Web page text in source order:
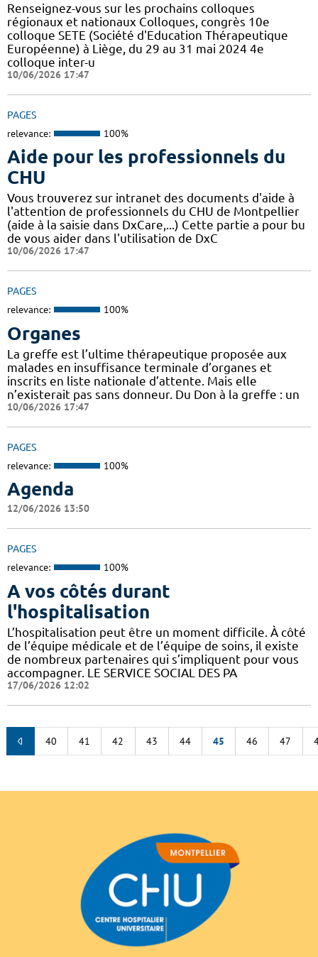
Renseignez-vous sur les prochains colloques
régionaux et nationaux Colloques, congrès 10e
colloque SETE (Société d'Education Thérapeutique
Européenne) à Liège, du 29 au 31 mai 2024 4e
colloque inter-u
10/06/2026 17:47
PAGES
relevance: 100%
Aide pour les professionnels du
CHU
Vous trouverez sur intranet des documents d'aide à
l'attention de professionnels du CHU de Montpellier
(aide à la saisie dans DxCare,...) Cette partie a pour bu
de vous aider dans l'utilisation de DxC
10/06/2026 17:47
PAGES
relevance: 100%
Organes
La greffe est l’ultime thérapeutique proposée aux
malades en insuffisance terminale d’organes et
inscrits en liste nationale d’attente. Mais elle
n’existerait pas sans donneur. Du Don à la greffe : un
10/06/2026 17:47
PAGES
relevance: 100%
Agenda
12/06/2026 13:50
PAGES
relevance: 100%
A vos côtés durant
l'hospitalisation
L’hospitalisation peut être un moment difficile. À côté
de l’équipe médicale et de l’équipe de soins, il existe
de nombreux partenaires qui s’impliquent pour vous
accompagner. LE SERVICE SOCIAL DES PA
17/06/2026 12:02
40 41 42 43 44 45 46 47